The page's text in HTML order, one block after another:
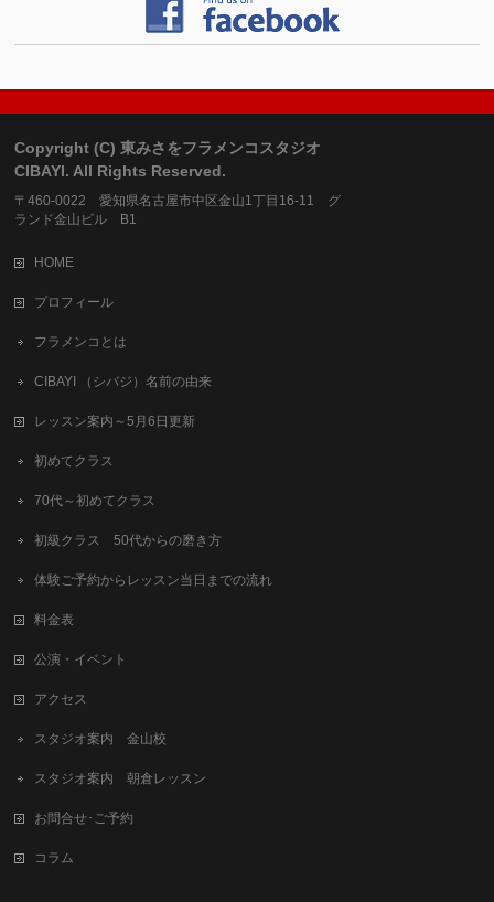
Copyright (C) 東みさをフラメンコスタジオ
CIBAYI. All Rights Reserved.
〒460-0022 愛知県名古屋市中区金山1丁目16-11 グ
ランド金山ビル B1
HOME
プロフィール
フラメンコとは
CIBAYI （シバジ）名前の由来
レッスン案内～5月6日更新
初めてクラス
70代～初めてクラス
初級クラス 50代からの磨き方
体験ご予約からレッスン当日までの流れ
料金表
公演・イベント
アクセス
スタジオ案内 金山校
スタジオ案内 朝倉レッスン
お問合せ･ご予約
コラム